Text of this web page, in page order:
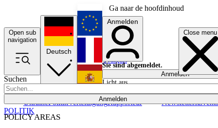
Ga naar de hoofdinhoud
Open sub
navigation
Close menu
Suchen
Anmelden
POLICY AREAS
UkrainePolitikVerteidigungRapporteur NewslettersEvents
Deutsch
English
Français
Anmelden
Sie sind abgemeldet.
Anmelden
Licht aus
POLITIK